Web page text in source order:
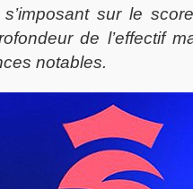
sur le
de l’effectif
notables.